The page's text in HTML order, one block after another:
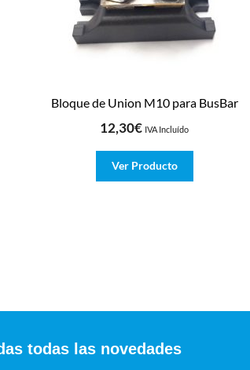
Bloque de Union M10 para BusBar
12,30€ IVA Incluído
Ver Producto
todas las novedades